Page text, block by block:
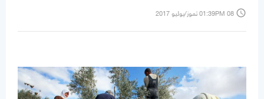
access_time 01:39PM 08 تموز/يوليو 2017